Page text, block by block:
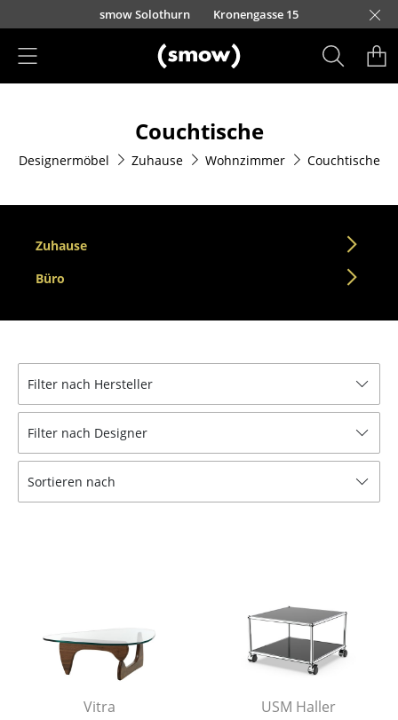
Direkt zum Inhaltsmow Solothurn Kronengasse 15
Esszimmerstühle
Sofas
Sessel
Loungesessel
Barhocker
Bänke & Liegen
Sitzsäcke
Bürodrehstühle
Konferenzstühle
Bürosessel
Couchtische
Designermöbel Zuhause Wohnzimmer Couchtische
Zuhause
Büro
Filter nach Hersteller
Filter nach Designer
Sortieren nach
Vitra USM Haller